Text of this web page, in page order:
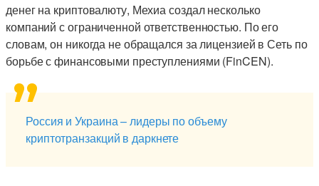
денег на криптовалюту, Мехиа создал несколько
компаний с ограниченной ответственностью. По его
словам, он никогда не обращался за лицензией в Сеть по
борьбе с финансовыми преступлениями (FinCEN).
Россия и Украина – лидеры по объему
криптотранзакций в даркнете